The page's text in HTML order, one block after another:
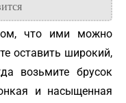
что ими можно
оставить широкий,
возьмите брусок
и насыщенная